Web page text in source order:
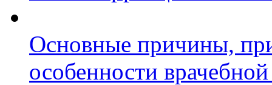
Основные причины,
особенности